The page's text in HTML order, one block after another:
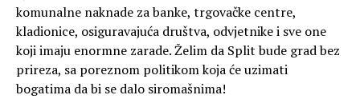
komunalne naknade za banke, trgovačke centre,
kladionice, osiguravajuća društva, odvjetnike i sve one
koji imaju enormne zarade. Želim da Split bude grad bez
prireza, sa poreznom politikom koja će uzimati
bogatima da bi se dalo siromašnima!